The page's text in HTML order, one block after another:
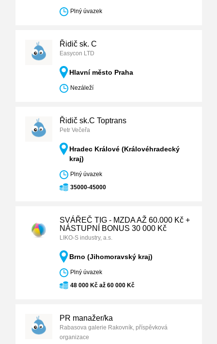
Plný úvazek
Řidič sk. C
Easycon LTD
Hlavní město Praha
Nezáleží
Řidič sk.C Toptrans
Petr Večeřa
Hradec Králové (Královéhradecký
kraj)
Plný úvazek
35000-45000
SVÁŘEČ TIG - MZDA AŽ 60.000 Kč +
NÁSTUPNÍ BONUS 30 000 Kč
LIKO-S industry, a.s.
Brno (Jihomoravský kraj)
Plný úvazek
48 000 Kč až 60 000 Kč
PR manažer/ka
Rabasova galerie Rakovník, příspěvková
organizace